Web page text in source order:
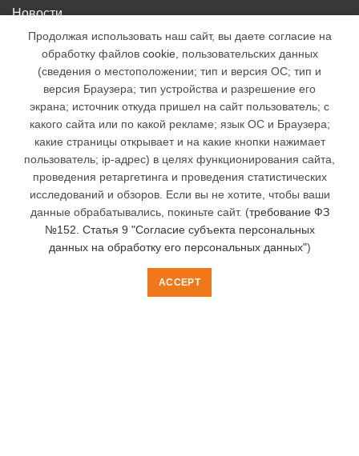
Новости
Наборы имбирных пряников с 8 Марта
24.02.2022
Тульские пряники с росписью в подарок любимым
женщинам на 8 марта
23.02.2022
Пряники на заказ
В подарок учителям
Тульские пряники именные на заказ
Корпоративные подарки и сувениры
Тульские пряники с логотипом на заказ
Продолжая использовать наш сайт, вы даете согласие на
обработку файлов cookie, пользовательских данных
(сведения о местоположении; тип и версия ОС; тип и
версия Браузера; тип устройства и разрешение его
экрана; источник откуда пришел на сайт пользователь; с
какого сайта или по какой рекламе; язык ОС и Браузера;
какие страницы открывает и на какие кнопки нажимает
пользователь; ip-адрес) в целях функционирования сайта,
проведения ретаргетинга и проведения статистических
исследований и обзоров. Если вы не хотите, чтобы ваши
данные обрабатывались, покиньте сайт. (требование ФЗ
№152. Статья 9 "Согласие субъекта персональных
данных на обработку его персональных данных")
ACCEPT